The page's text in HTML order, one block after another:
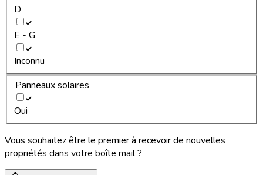
D
E - G
Inconnu
Panneaux solaires
Oui
Vous souhaitez être le premier à recevoir de nouvelles
propriétés dans votre boîte mail ?